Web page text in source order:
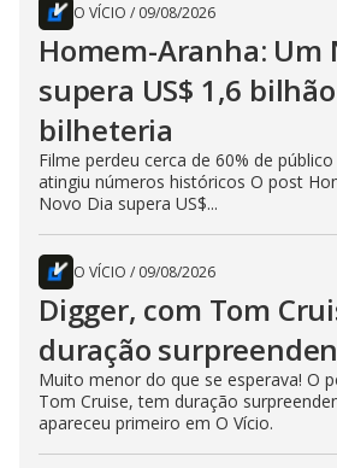
O VÍCIO / 09/08/2026
Homem-Aranha: Um
supera US$ 1,6
bilheteria
Filme perdeu cerca de 60% de
atingiu números históricos O post
Novo Dia supera US$...
O VÍCIO / 09/08/2026
Digger, com Tom
duração
Muito menor do que se esperava! O
Tom Cruise, tem duração
apareceu primeiro em O Vício.